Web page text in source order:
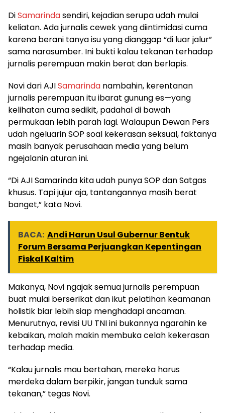
DiSamarindasendiri, kejadian serupa udah mulai
keliatan. Ada jurnalis cewek yang diintimidasi cuma
karena berani tanya isu yang dianggap “di luar jalur”
sama narasumber. Ini bukti kalau tekanan terhadap
jurnalis perempuan makin berat dan berlapis.
Novi dari AJISamarinda nambahin, kerentanan
jurnalis perempuan itu ibarat gunung es—yang
kelihatan cuma sedikit, padahal di bawah
permukaan lebih parah lagi. Walaupun Dewan Pers
udah ngeluarin SOP soal kekerasan seksual, faktanya
masih banyak perusahaan media yang belum
ngejalanin aturan ini.
“Di AJI Samarinda kita udah punya SOP dan Satgas
khusus. Tapi jujur aja, tantangannya masih berat
banget,” kata Novi.
BACA: Andi Harun Usul Gubernur Bentuk
Forum Bersama Perjuangkan Kepentingan
Fiskal Kaltim
Makanya, Novi ngajak semua jurnalis perempuan
buat mulai berserikat dan ikut pelatihan keamanan
holistik biar lebih siap menghadapi ancaman.
Menurutnya, revisi UU TNI ini bukannya ngarahin ke
kebaikan, malah makin membuka celah kekerasan
terhadap media.
“Kalau jurnalis mau bertahan, mereka harus
merdeka dalam berpikir, jangan tunduk sama
tekanan,” tegas Novi.